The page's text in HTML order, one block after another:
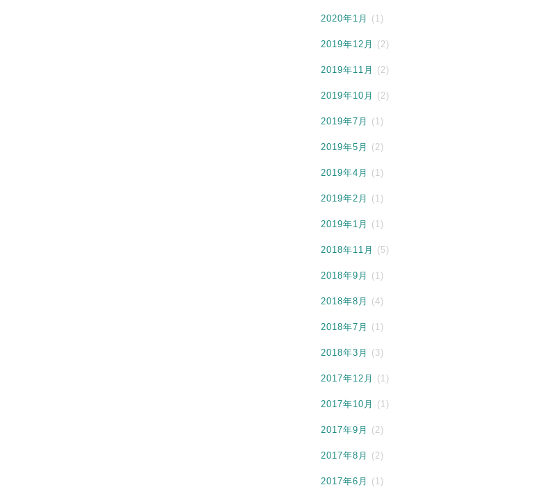
2020年1月 (1)
2019年12月 (2)
2019年11月 (2)
2019年10月 (2)
2019年7月 (1)
2019年5月 (2)
2019年4月 (1)
2019年2月 (1)
2019年1月 (1)
2018年11月 (5)
2018年9月 (1)
2018年8月 (4)
2018年7月 (1)
2018年3月 (3)
2017年12月 (1)
2017年10月 (1)
2017年9月 (2)
2017年8月 (2)
2017年6月 (1)